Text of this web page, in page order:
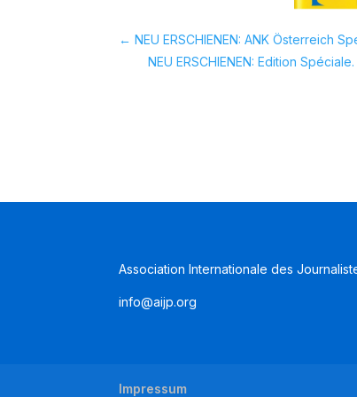
←NEU ERSCHIENEN: ANK Österreich
NEU ERSCHIENEN: Edition
Association Internationale des
info@aijp.org
Impressum